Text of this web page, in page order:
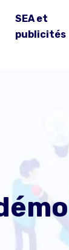
SEA et
publicités